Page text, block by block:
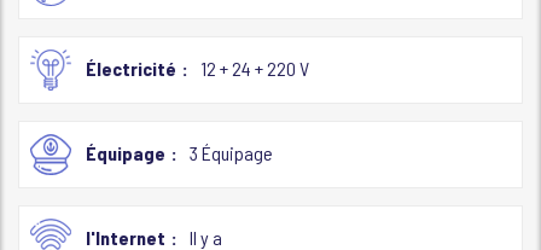
Électricité 12 + 24 + 220 V
Équipage 3 Équipage
l'Internet Il y a